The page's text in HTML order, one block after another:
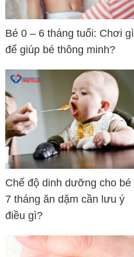
Bé 0 – 6 tháng tuổi: Chơi gì
để giúp bé thông minh?
Chế độ dinh dưỡng cho bé
7 tháng ăn dặm cần lưu ý
điều gì?